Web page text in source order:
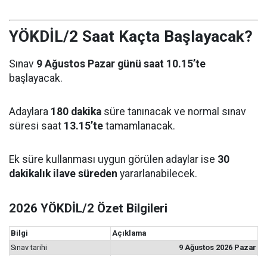
YÖKDİL/2 Saat Kaçta Başlayacak?
Sınav 9 Ağustos Pazar günü saat 10.15’te
başlayacak.
Adaylara 180 dakika süre tanınacak ve normal sınav
süresi saat 13.15’te tamamlanacak.
Ek süre kullanması uygun görülen adaylar ise 30
dakikalık ilave süreden yararlanabilecek.
2026 YÖKDİL/2 Özet Bilgileri
Bilgi
Açıklama
Sınav tarihi
9 Ağustos 2026 Pazar